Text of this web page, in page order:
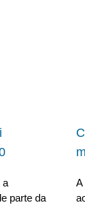
a
parte da
A